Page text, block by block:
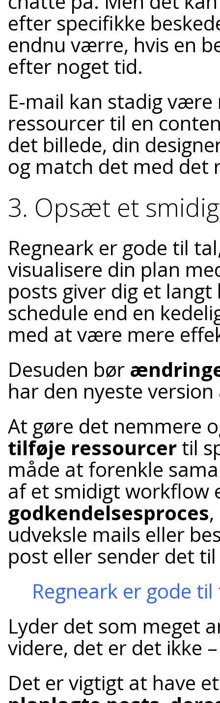
efter specifikke
endnu værre, hvis en
efter noget tid.
E-mail kan stadig
ressourcer til en
det billede, din
og match det med det
3. Opsæt et
Regneark er gode til
visualisere din plan
posts giver dig et
schedule end en
med at være mere
Desuden bør
har den nyeste
At gøre det nemmere
tilføje ressourcer til
måde at forenkle
af et smidigt workflow
godkendelsesproces
udveksle mails eller
post eller sender det
Regneark er gode
Lyder det som meget
videre, det er det ikke
Det er vigtigt at have